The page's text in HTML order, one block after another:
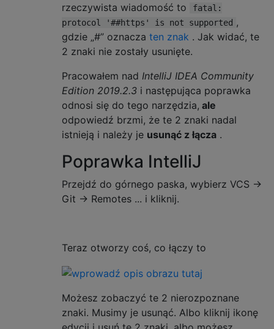
rzeczywista wiadomość to
fatal:
protocol '##https' is not supported ,
gdzie „#” oznacza ten znak . Jak widać, te
2 znaki nie zostały usunięte.
Pracowałem nad IntelliJ IDEA Community
Edition 2019.2.3 i następująca poprawka
odnosi się do tego narzędzia, ale
odpowiedź brzmi, że te 2 znaki nadal
istnieją i należy je usunąć z łącza .
Poprawka IntelliJ
Przejdź do górnego paska, wybierz VCS ->
Git -> Remotes ... i kliknij.
Teraz otworzy coś, co łączy to
Możesz zobaczyć te 2 nierozpoznane
znaki. Musimy je usunąć. Albo kliknij ikonę